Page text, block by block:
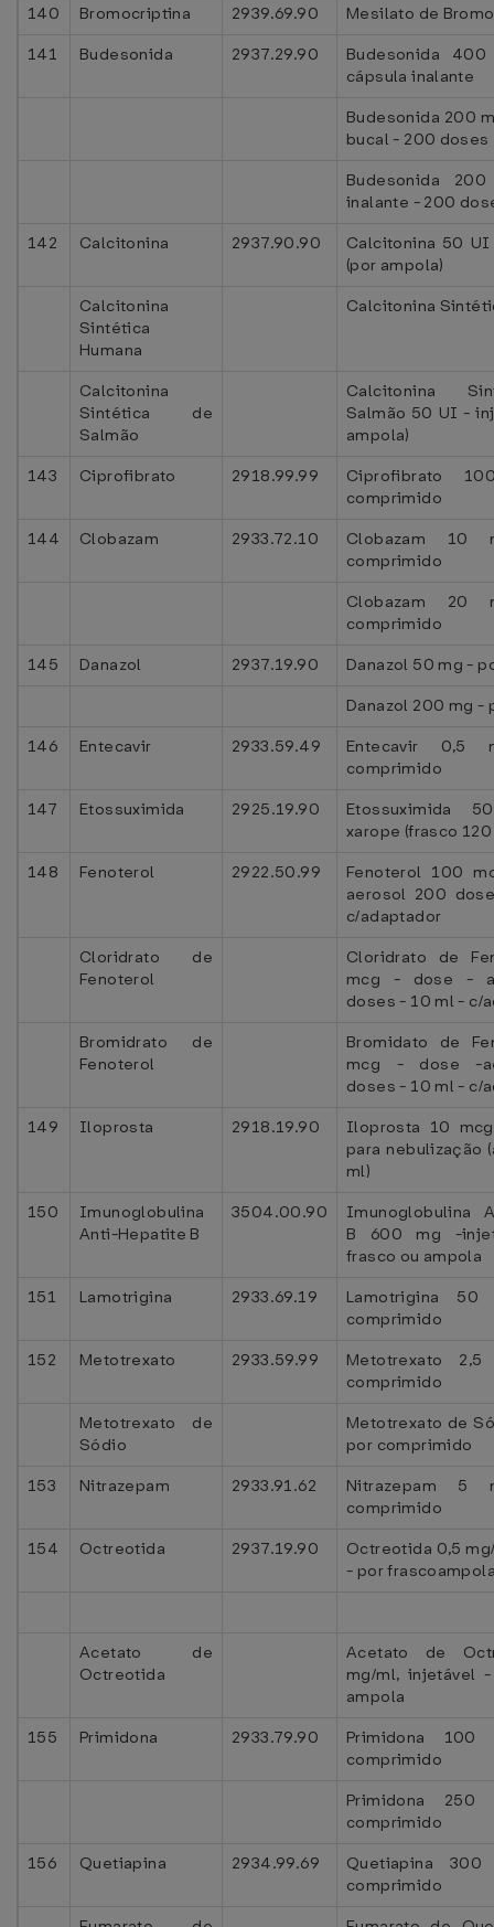
140
Bromocriptina 2939.69.90
Mesilato de
141
Budesonida 2937.29.90
Budesonida
cápsula inalante
Budesonida 200
bucal - 200 doses
Budesonida
inalante - 200
142
Calcitonina 2937.90.90
Calcitonina 50
(por ampola)
Calcitonina
Sintética
Humana
Calcitonina
Calcitonina
Sintética de
Salmão
Calcitonina
Salmão 50 UI -
ampola)
143
Ciprofibrato 2918.99.99
Ciprofibrato
comprimido
144
Clobazam 2933.72.10
Clobazam
comprimido
Clobazam
comprimido
145
Danazol 2937.19.90
Danazol 50 mg -
Danazol 200 mg -
146
Entecavir 2933.59.49
Entecavir
comprimido
147
Etossuximida 2925.19.90
Etossuximida
xarope (frasco
148
Fenoterol 2922.50.99
Fenoterol 100
aerosol 200
c/adaptador
Cloridrato de
Fenoterol
Cloridrato de
mcg - dose -
doses - 10 ml - c/
Bromidrato de
Fenoterol
Bromidato de
mcg - dose -
doses - 10 ml - c/
149
Iloprosta 2918.19.90
Iloprosta 10
para nebulização
ml)
150
Imunoglobulina
Anti-Hepatite B
3504.00.90
Imunoglobulina
B 600 mg -
frasco ou ampola
151
Lamotrigina 2933.69.19
Lamotrigina
comprimido
152
Metotrexato 2933.59.99
Metotrexato
comprimido
Metotrexato de
Sódio
Metotrexato de
por comprimido
153
Nitrazepam 2933.91.62
Nitrazepam
comprimido
154
Octreotida 2937.19.90
Octreotida 0,5
- por
Acetato de
Octreotida
Acetato de
mg/ml, injetável
ampola
155
Primidona 2933.79.90
Primidona
comprimido
Primidona
comprimido
156
Quetiapina 2934.99.69
Quetiapina
comprimido